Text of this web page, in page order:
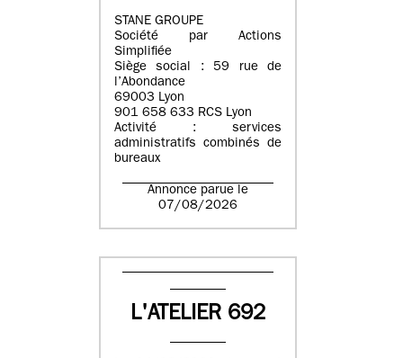
STANE GROUPE
Société par Actions
Simplifiée
Siège social : 59 rue de
l’Abondance
69003 Lyon
901 658 633 RCS Lyon
Activité : services
administratifs combinés de
bureaux
Annonce parue le
07/08/2026
L'ATELIER 692